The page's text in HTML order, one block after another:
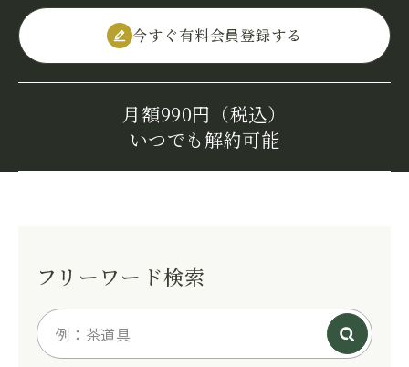
今すぐ有料会員登録する
月額990円（税込）
いつでも解約可能
フリーワード検索